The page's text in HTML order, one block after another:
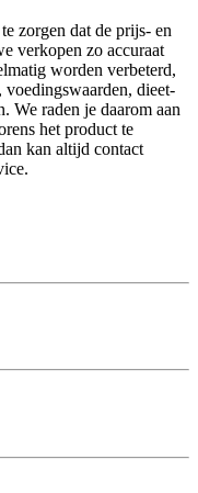
zorgen dat de prijs- en
verkopen zo accuraat
worden verbeterd,
dieet-
We raden je daarom aan
het product te
kan altijd contact